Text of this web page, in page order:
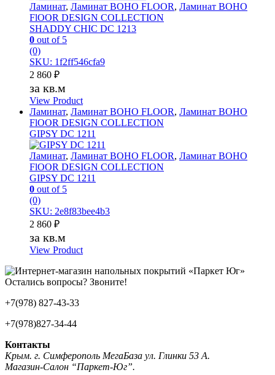
Ламинат, Ламинат BOHO FLOOR, Ламинат BOHO
FlOOR DESIGN COLLECTION
SHADDY CHIC DC 1213
0 out of 5
(0)
SKU: 1f2ff546cfa9
2 860 ₽
за кв.м
View Product
Ламинат, Ламинат BOHO FLOOR, Ламинат BOHO
FlOOR DESIGN COLLECTION
GIPSY DC 1211
Ламинат, Ламинат BOHO FLOOR, Ламинат BOHO
FlOOR DESIGN COLLECTION
GIPSY DC 1211
0 out of 5
(0)
SKU: 2e8f83bee4b3
2 860 ₽
за кв.м
View Product
Остались вопросы? Звоните!
+7(978) 827-43-33
+7(978)827-34-44
Контакты
Крым. г. Симферополь МегаБаза ул. Глинки 53 А.
Магазин-Салон “Паркет-Юг”.